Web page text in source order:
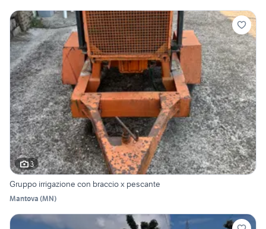
3
Gruppo irrigazione con braccio x pescante
Mantova (MN)